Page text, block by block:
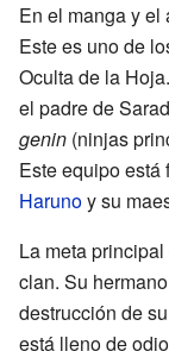
En el manga y el
Este es uno de
Oculta de la
el padre de
genin (ninjas
Este equipo está
Harunoy su
La meta
clan. Su
destrucción de
está lleno de